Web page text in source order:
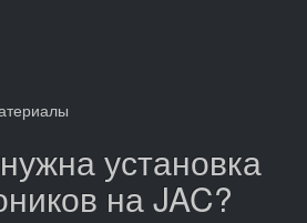
установка
на JAC?